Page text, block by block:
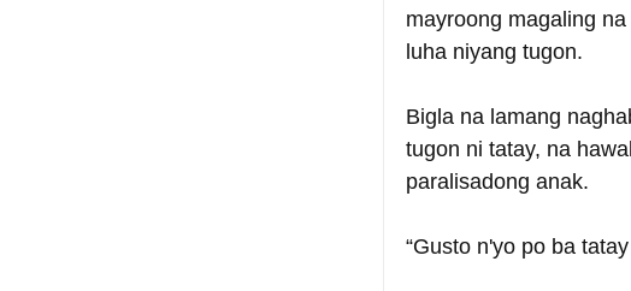
mayroong magaling
luha niyang tugon.
Bigla na lamang
tugon ni tatay, na
paralisadong anak.
“Gusto n'yo po ba